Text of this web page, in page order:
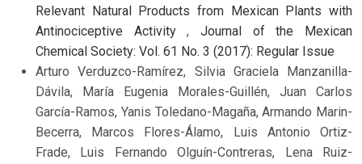
Relevant Natural Products from Mexican Plants with
Antinociceptive Activity,Journal of the Mexican
Chemical Society: Vol. 61 No. 3 (2017): Regular Issue
Arturo Verduzco-Ramírez, Silvia Graciela Manzanilla-
Dávila, María Eugenia Morales-Guillén, Juan Carlos
García-Ramos, Yanis Toledano-Magaña, Armando Marin-
Becerra, Marcos Flores-Álamo, Luis Antonio Ortiz-
Frade, Luis Fernando Olguín-Contreras, Lena Ruiz-